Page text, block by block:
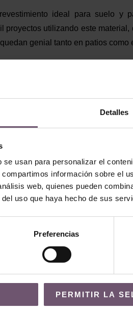
Detalles
usan para personalizar el
información sobre el
web, quienes pueden
uso que haya hecho de sus
Preferencias
PERMITIR LA
ideal para suelo y
proyectos utilizando este
genial tanto en patios
os recomendamos que
mesas, ya que para modelos
lo que casi ni merece la pena
nuestros modelos en stock y
mesas con